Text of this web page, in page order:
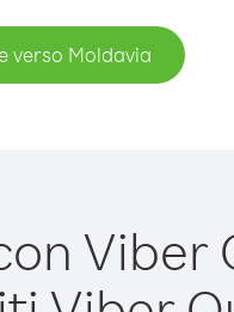
verso Moldavia
Viber